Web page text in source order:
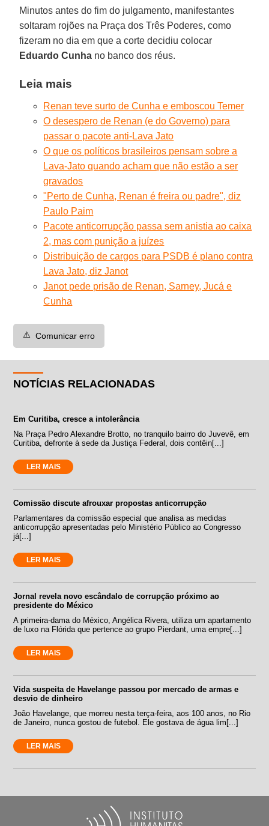
Minutos antes do fim do julgamento, manifestantes
soltaram rojões na Praça dos Três Poderes, como
fizeram no dia em que a corte decidiu colocar
Eduardo Cunha no banco dos réus.
Leia mais
Renan teve surto de Cunha e emboscou Temer
O desespero de Renan (e do Governo) para
passar o pacote anti-Lava Jato
O que os políticos brasileiros pensam sobre a
Lava-Jato quando acham que não estão a ser
gravados
"Perto de Cunha, Renan é freira ou padre", diz
Paulo Paim
Pacote anticorrupção passa sem anistia ao caixa
2, mas com punição a juízes
Distribuição de cargos para PSDB é plano contra
Lava Jato, diz Janot
Janot pede prisão de Renan, Sarney, Jucá e
Cunha
⚠️ Comunicar erro
NOTÍCIAS RELACIONADAS
Em Curitiba, cresce a intolerância
Na Praça Pedro Alexandre Brotto, no tranquilo bairro do Juvevê, em
Curitiba, defronte à sede da Justiça Federal, dois contêin[...]
LER MAIS
Comissão discute afrouxar propostas anticorrupção
Parlamentares da comissão especial que analisa as medidas
anticorrupção apresentadas pelo Ministério Público ao Congresso
já[...]
LER MAIS
Jornal revela novo escândalo de corrupção próximo ao
presidente do México
A primeira-dama do México, Angélica Rivera, utiliza um apartamento
de luxo na Flórida que pertence ao grupo Pierdant, uma empre[...]
LER MAIS
Vida suspeita de Havelange passou por mercado de armas e
desvio de dinheiro
João Havelange, que morreu nesta terça-feira, aos 100 anos, no Rio
de Janeiro, nunca gostou de futebol. Ele gostava de água lim[...]
LER MAIS